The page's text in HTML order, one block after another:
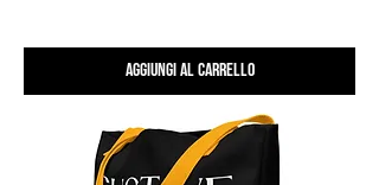
Aggiungi al carrello